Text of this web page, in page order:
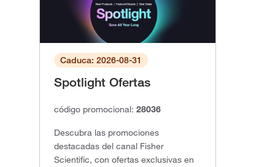
Caduca: 2026-08-31
Spotlight Ofertas
código promocional: 28036
Descubra las promociones
destacadas del canal Fisher
Scientific, con ofertas exclusivas en